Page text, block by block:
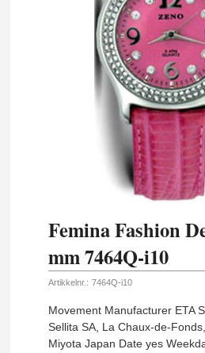
Femina Fashion
mm 7464Q-i10
Artikkelnr.: 7464Q-i10
Movement Manufacturer ETA
Sellita SA, La Chaux-de-
Miyota Japan Date yes